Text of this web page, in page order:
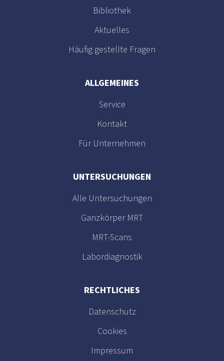
Bibliothek
Aktuelles
Häufig gestellte Fragen
ALLGEMEINES
Service
Kontakt
Für Unternehmen
UNTERSUCHUNGEN
Alle Untersuchungen
Ganzkörper MRT
MRT-Scans
Labordiagnostik
RECHTLICHES
Datenschutz
Cookies
Impressum